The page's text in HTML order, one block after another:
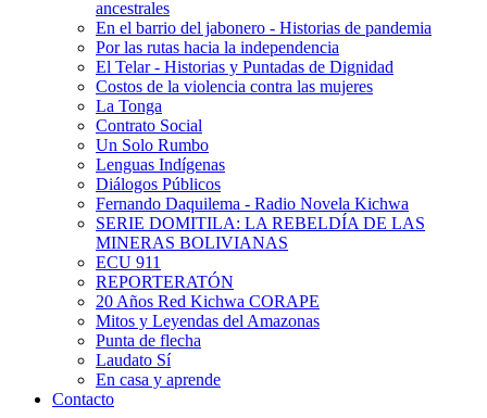
ancestrales
En el barrio del jabonero - Historias de pandemia
Por las rutas hacia la independencia
El Telar - Historias y Puntadas de Dignidad
Costos de la violencia contra las mujeres
La Tonga
Contrato Social
Un Solo Rumbo
Lenguas Indígenas
Diálogos Públicos
Fernando Daquilema - Radio Novela Kichwa
SERIE DOMITILA: LA REBELDÍA DE LAS
MINERAS BOLIVIANAS
ECU 911
REPORTERATÓN
20 Años Red Kichwa CORAPE
Mitos y Leyendas del Amazonas
Punta de flecha
Laudato Sí
En casa y aprende
Contacto